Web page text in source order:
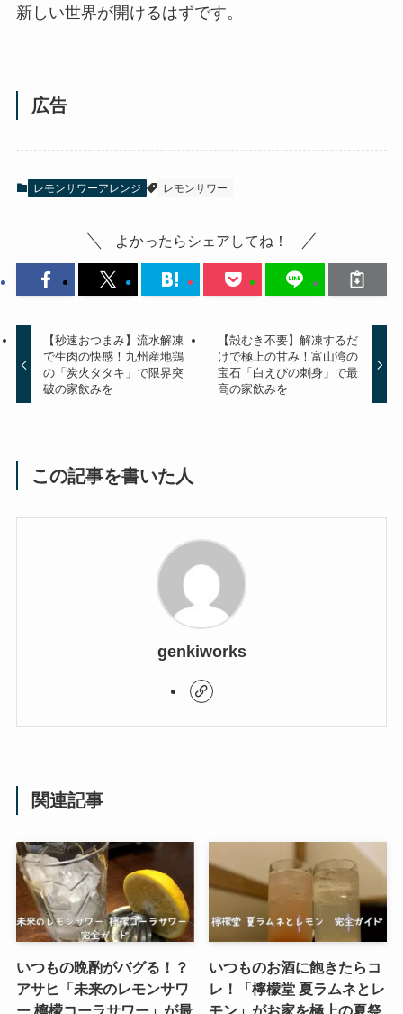
新しい世界が開けるはずです。
広告
レモンサワーアレンジ レモンサワー
よかったらシェアしてね！
【秒速おつまみ】流水解凍
で生肉の快感！九州産地鶏
の「炭火タタキ」で限界突
破の家飲みを
【殻むき不要】解凍するだ
けで極上の甘み！富山湾の
宝石「白えびの刺身」で最
高の家飲みを
この記事を書いた人
genkiworks
関連記事
いつもの晩酌がバグる！？
アサヒ「未来のレモンサワ
ー 檸檬コーラサワー」が最
いつものお酒に飽きたらコ
レ！「檸檬堂 夏ラムネとレ
モン」がお家を極上の夏祭